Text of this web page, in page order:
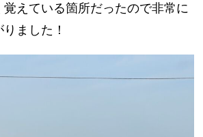
覚えている箇所だったので非常に
ました！